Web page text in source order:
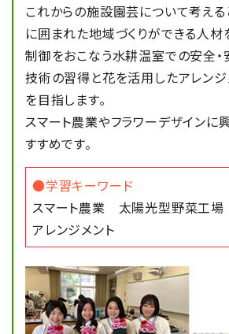
鈴鹿サーキットで花壇づ
2025/02/28 農業科学科
【農業科学科】卒業式の
た
2025/02/20
タブレットPCを使った
2025/02/20 施設園芸コー
卒業式に向けた花の準備
これからの施設園芸について考える
に囲まれた地域づくりができる人材
制御をおこなう水耕温室での安全
技術の習得と花を活用したアレン
を目指します。
スマート農業やフラワーデザインに
すすめです。
●学習キーワード
スマート農業 太陽光型野菜工
アレンジメント